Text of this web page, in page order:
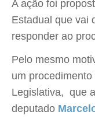
A ação foi
Estadual que vai
responder ao
Pelo mesmo
um
Legislativa, que
deputado